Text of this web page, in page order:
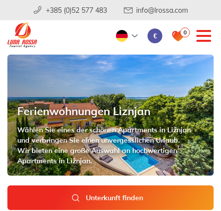
+385 (0)52 577 483 info@lrossa.com
€ 0
Ferienwohnungen Liznjan
Wählen Sie eines der schönen Apartments in Ližnjan
und verbringen Sie einen unvergesslichen Urlaub.
Wir bieten eine große Auswahl an hochwertigen
Apartments in Ližnjan.
Unterkunft finden